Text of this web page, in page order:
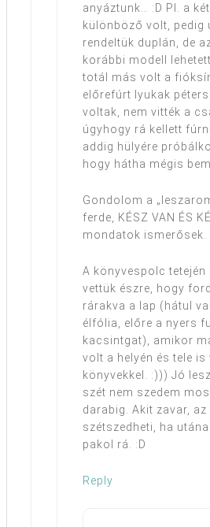
anyáztunk… :D Pl. a
különböző volt, pedig
rendeltük duplán, de
korábbi modell
totál más volt a
előrefúrt lyukak
voltak, nem vitték a
úgyhogy rá kellett
addig hülyére
hogy hátha mégis
Gondolom a
ferde, KÉSZ VAN ÉS
mondatok ismerősek.
A könyvespolc tetején
vettük észre, hogy
rárakva a lap (hátul
élfólia, előre a nyers
kacsintgat), amikor
volt a helyén és tele is
könyvekkel. :))) Jó
szét nem szedem
darabig. Akit zavar, az
szétszedheti, ha
pakol rá. :D
Reply